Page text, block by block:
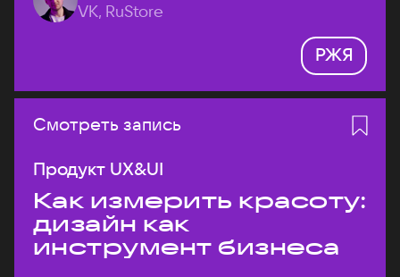
VK, RuStore
РЖЯ
Смотреть запись
Продукт UX&UI
Как измерить красоту:
дизайн как
инструмент бизнеса